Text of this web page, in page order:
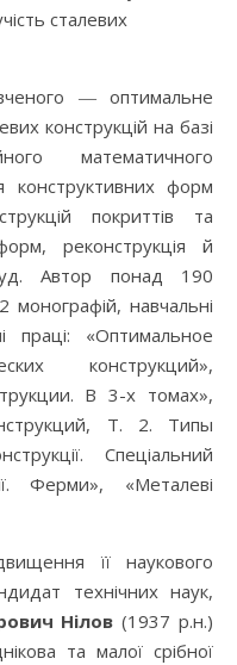
сталевих
― оптимальне
конструкцій на базі
математичного
конструктивних форм
покриттів та
реконструкція й
Автор понад 190
навчальні
праці: «Оптимальное
конструкций»,
В 3-х томах»,
Т. 2. Типы
Спеціальний
Ферми», «Металеві
її наукового
технічних наук,
Нілов (1937 р.н.)
та малої срібної